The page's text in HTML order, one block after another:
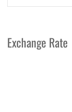
Exchange Rate